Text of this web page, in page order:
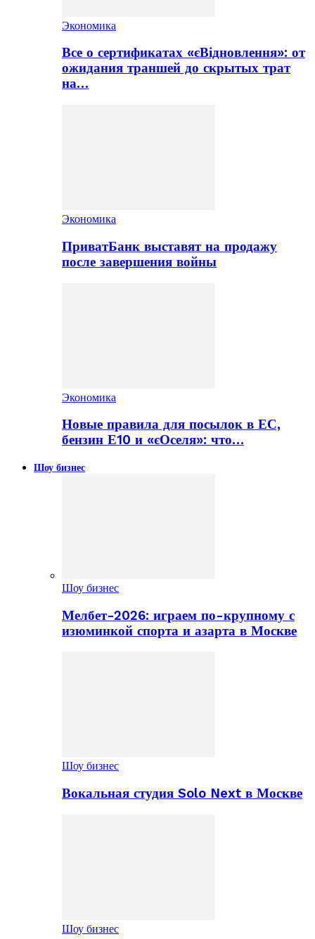
Экономика
Все о сертификатах «єВідновлення»: от
ожидания траншей до скрытых трат
на…
Экономика
ПриватБанк выставят на продажу
после завершения войны
Экономика
Новые правила для посылок в ЕС,
бензин Е10 и «єОселя»: что…
Шоу бизнес
Шоу бизнес
Мелбет-2026: играем по-крупному с
изюминкой спорта и азарта в Москве
Шоу бизнес
Вокальная студия Solo Next в Москве
Шоу бизнес